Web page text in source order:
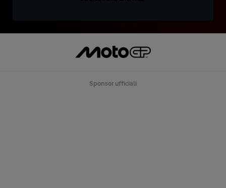
Sponsor ufficiali